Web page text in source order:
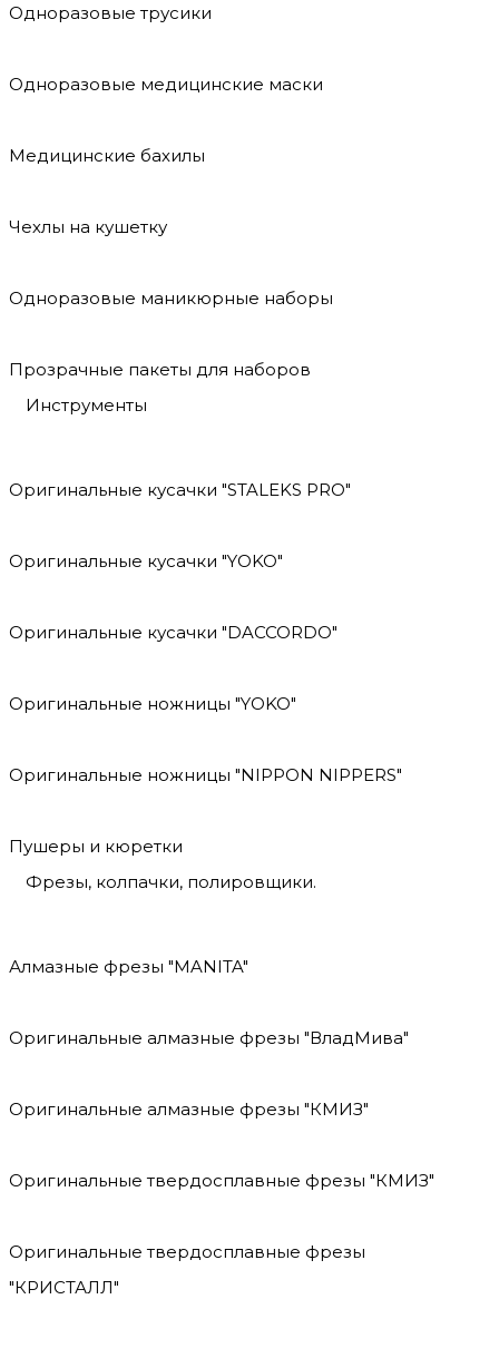
Одноразовые трусики
Одноразовые медицинские маски
Медицинские бахилы
Чехлы на кушетку
Одноразовые маникюрные наборы
Прозрачные пакеты для наборов
Инструменты
Оригинальные кусачки "STALEKS PRO"
Оригинальные кусачки "YOKO"
Оригинальные кусачки "DACCORDO"
Оригинальные ножницы "YOKO"
Оригинальные ножницы "NIPPON NIPPERS"
Пушеры и кюретки
Фрезы, колпачки, полировщики.
Алмазные фрезы "MANITA"
Оригинальные алмазные фрезы "ВладМива"
Оригинальные алмазные фрезы "КМИЗ"
Оригинальные твердосплавные фрезы "КМИЗ"
Оригинальные твердосплавные фрезы
"КРИСТАЛЛ"